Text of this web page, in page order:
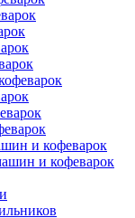
и кофеварок
и кофеварок